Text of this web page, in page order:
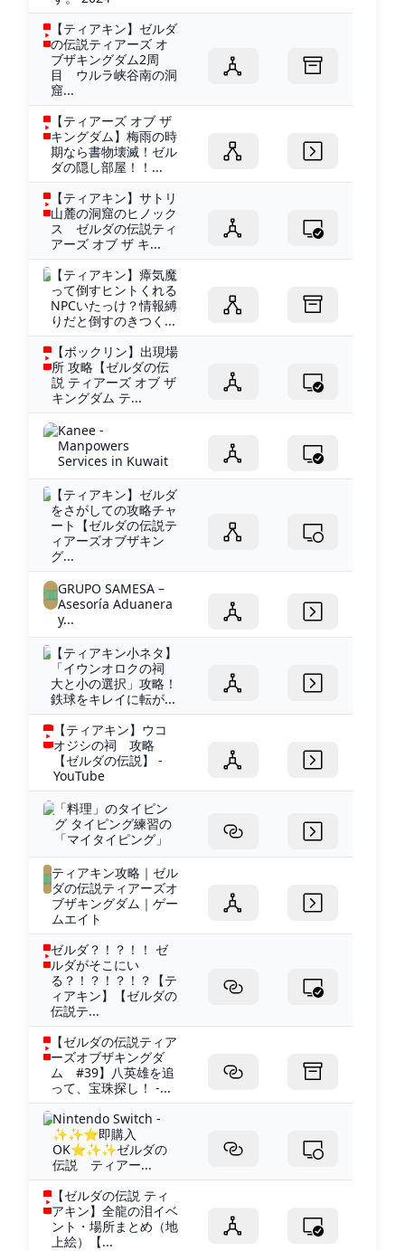
【ティアキン】ゼルダ
の伝説ティアーズ オ
ブザキングダム2周
目 ウルラ峡谷南の洞
窟...
【ティアーズ オブ ザ
キングダム】梅雨の時
期なら書物壊滅！ゼル
ダの隠し部屋！！...
【ティアキン】サトリ
山麓の洞窟のヒノック
ス ゼルダの伝説ティ
アーズ オブ ザ キ...
【ティアキン】瘴気魔
って倒すヒントくれる
NPCいたっけ？情報縛
りだと倒すのきつく...
【ボックリン】出現場
所 攻略【ゼルダの伝
説 ティアーズ オブ ザ
キングダム テ...
Kanee -
Manpowers
Services in Kuwait
【ティアキン】ゼルダ
をさがしての攻略チャ
ート【ゼルダの伝説テ
ィアーズオブザキン
グ...
GRUPO SAMESA –
Asesoría Aduanera
y...
【ティアキン小ネタ】
「イウンオロクの祠
大と小の選択」攻略！
鉄球をキレイに転が...
【ティアキン】ウコ
オジシの祠 攻略
【ゼルダの伝説】 -
YouTube
「料理」のタイピン
グ タイピング練習の
「マイタイピング」
ティアキン攻略｜ゼル
ダの伝説ティアーズオ
ブザキングダム｜ゲー
ムエイト
ゼルダ？！？！！ ゼ
ルダがそこにい
る？！？！？！？【テ
ィアキン】【ゼルダの
伝説テ...
【ゼルダの伝説ティア
ーズオブザキングダ
ム #39】八英雄を追
って、宝珠探し！ -...
Nintendo Switch -
✨✨⭐即購入
OK⭐✨✨ゼルダの
伝説 ティアー...
【ゼルダの伝説 ティ
アキン】全龍の泪イベ
ント・場所まとめ（地
上絵）【...